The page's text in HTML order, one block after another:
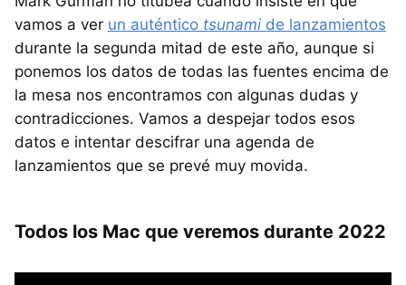
vamos a ver un auténtico tsunami de lanzamientos
durante la segunda mitad de este año, aunque si
ponemos los datos de todas las fuentes encima de
la mesa nos encontramos con algunas dudas y
contradicciones. Vamos a despejar todos esos
datos e intentar descifrar una agenda de
lanzamientos que se prevé muy movida.
Todos los Mac que veremos durante 2022